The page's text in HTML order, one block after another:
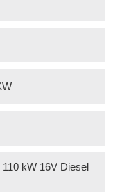
110 kW 16V Diesel